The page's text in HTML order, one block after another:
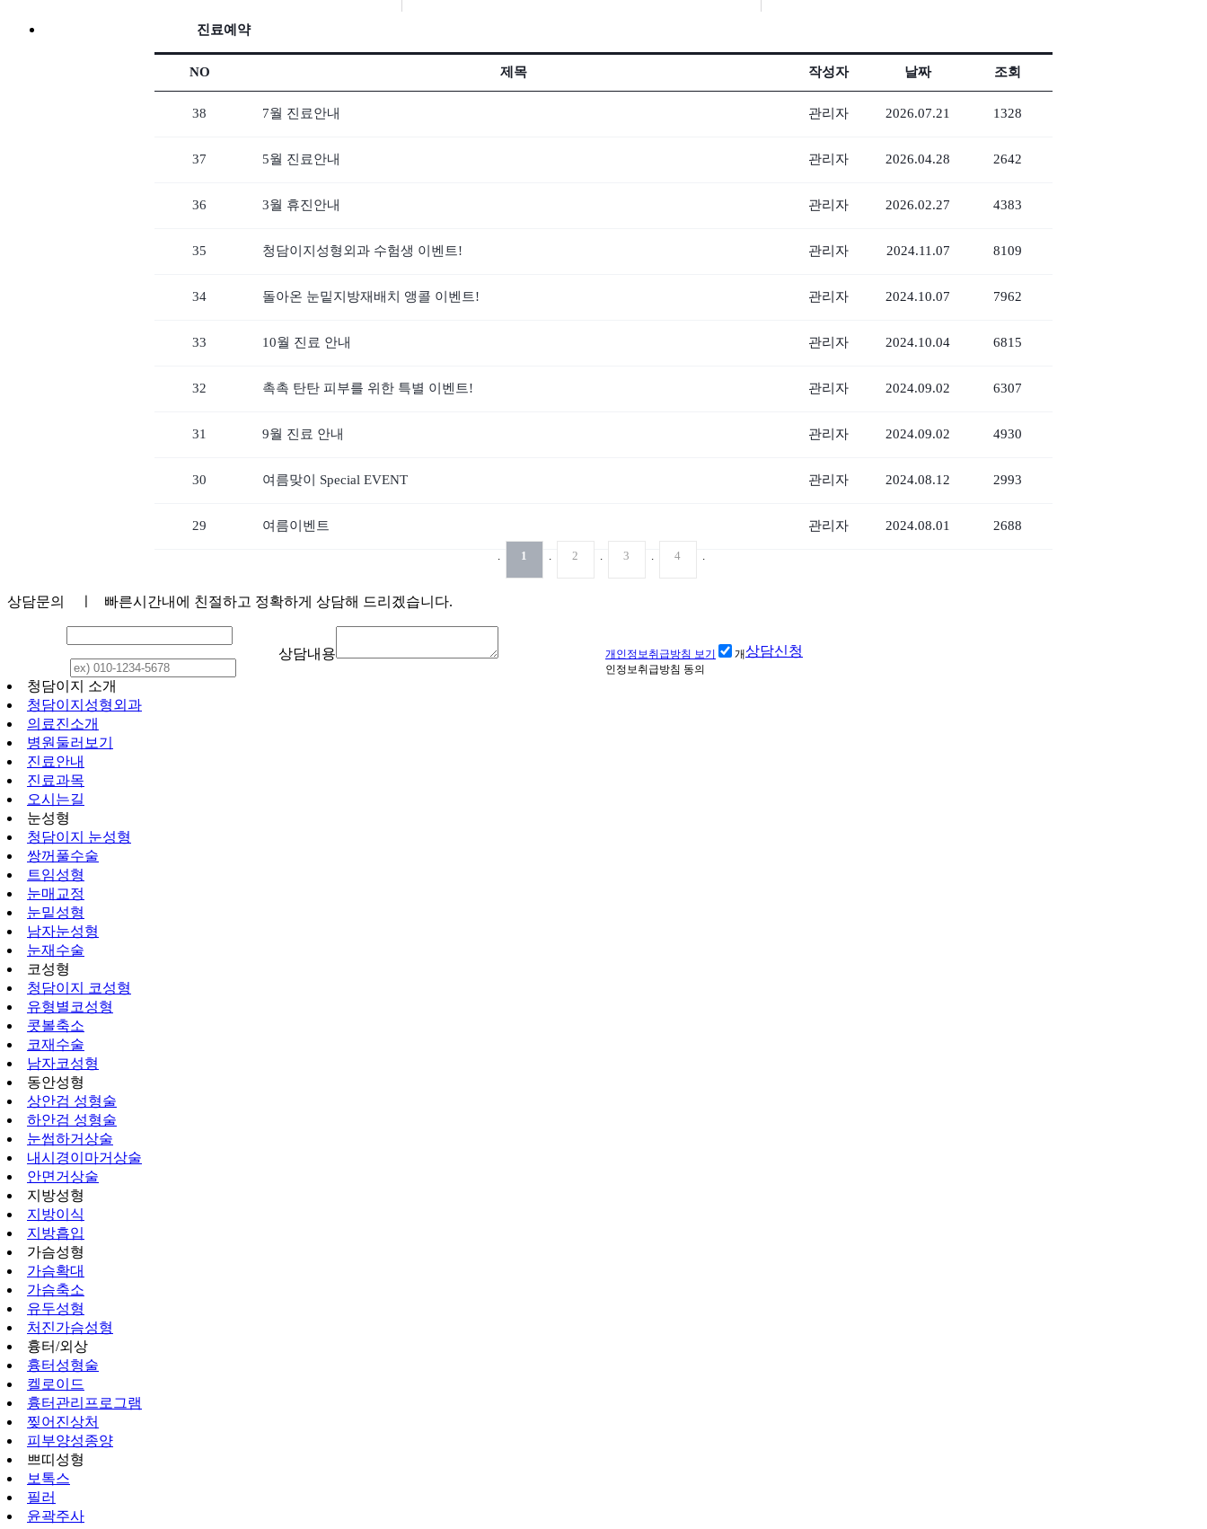
진료예약
NO 제목 작성자 날짜 조회
38 7월 진료안내 관리자 2026.07.21 1328
37 5월 진료안내 관리자 2026.04.28 2642
36 3월 휴진안내 관리자 2026.02.27 4383
35 청담이지성형외과 수험생 이벤트! 관리자 2024.11.07 8109
34 돌아온 눈밑지방재배치 앵콜 이벤트! 관리자 2024.10.07 7962
33 10월 진료 안내 관리자 2024.10.04 6815
32 촉촉 탄탄 피부를 위한 특별 이벤트! 관리자 2024.09.02 6307
31 9월 진료 안내 관리자 2024.09.02 4930
30 여름맞이 Special EVENT 관리자 2024.08.12 2993
29 여름이벤트 관리자 2024.08.01 2688
1 2 3 4
상담문의 ㅣ 빠른시간내에 친절하고 정확하게 상담해 드리겠습니다.
상담내용 개인정보취급방침 보기
개
인정보취급방침 동의
상담신청
청담이지 소개
청담이지성형외과
의료진소개
병원둘러보기
진료안내
진료과목
오시는길
눈성형
청담이지 눈성형
쌍꺼풀수술
트임성형
눈매교정
눈밑성형
남자눈성형
눈재수술
코성형
청담이지 코성형
유형별코성형
콧볼축소
코재수술
남자코성형
동안성형
상안검 성형술
하안검 성형술
눈썹하거상술
내시경이마거상술
안면거상술
지방성형
지방이식
지방흡입
가슴성형
가슴확대
가슴축소
유두성형
처진가슴성형
흉터/외상
흉터성형술
켈로이드
흉터관리프로그램
찢어진상처
피부양성종양
쁘띠성형
보톡스
필러
윤곽주사